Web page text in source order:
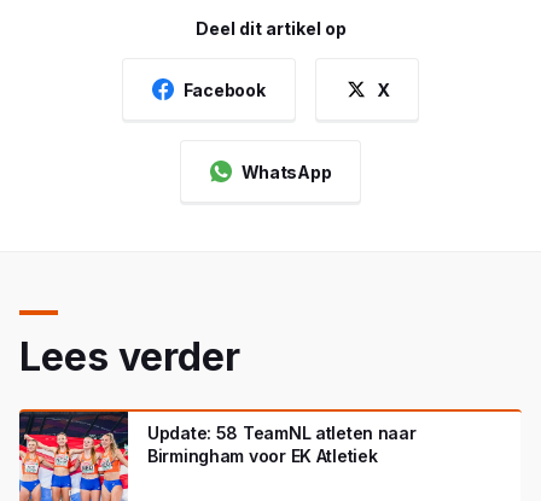
Deel dit artikel op
Facebook X
WhatsApp
Lees verder
Update: 58 TeamNL atleten naar
Birmingham voor EK Atletiek